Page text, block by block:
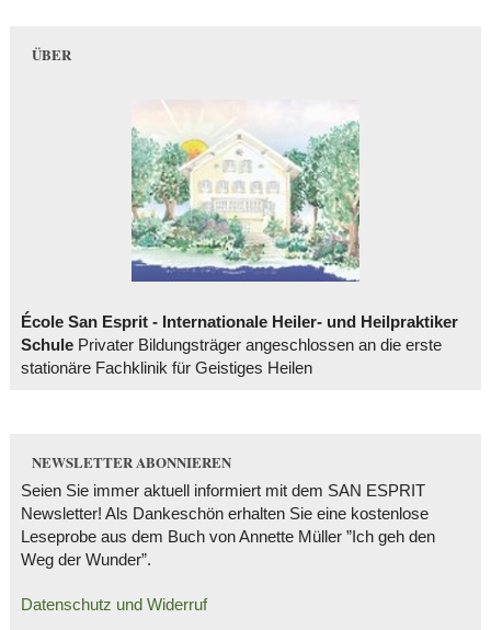
ÜBER
École San Esprit - Internationale Heiler- und Heilpraktiker
SchulePrivater Bildungsträger angeschlossen an die erste
stationäre Fachklinik für Geistiges Heilen
NEWSLETTER ABONNIEREN
Seien Sie immer aktuell informiert mit dem SAN ESPRIT
Newsletter! Als Dankeschön erhalten Sie eine kostenlose
Leseprobe aus dem Buch von Annette Müller ”Ich geh den
Weg der Wunder”.
Datenschutz und Widerruf